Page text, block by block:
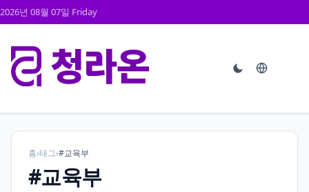
2026년 08월 07일 Friday
홈›태그›#교육부
#교육부